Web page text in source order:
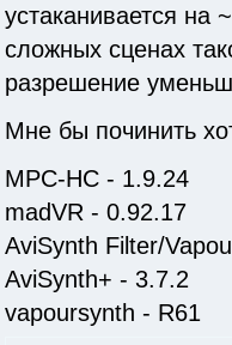
устаканивается на
сложных сценах
разрешение
Мне бы починить
MPC-HC - 1.9.24
madVR - 0.92.17
AviSynth Filter/
AviSynth+ - 3.7.2
vapoursynth - R61